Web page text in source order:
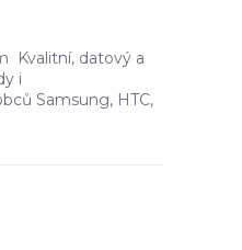
Kvalitní, datový a
i
Samsung, HTC,